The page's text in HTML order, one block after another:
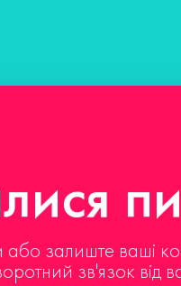
або залиште ваші
зв'язок від